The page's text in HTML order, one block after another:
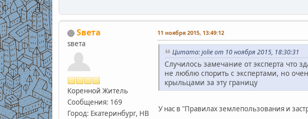
Sвета
sвета
Коренной Житель
Сообщения: 169
Город: Екатеринбург, НВ
11 ноября 2015, 13:49:12
Цитата: jolie от 10 ноября 2015, 18:30:31
Случилось замечание от эксперта что
не люблю спорить с экспертами, но
крыльцами за эту границу
У нас в "Правилах землепользования и